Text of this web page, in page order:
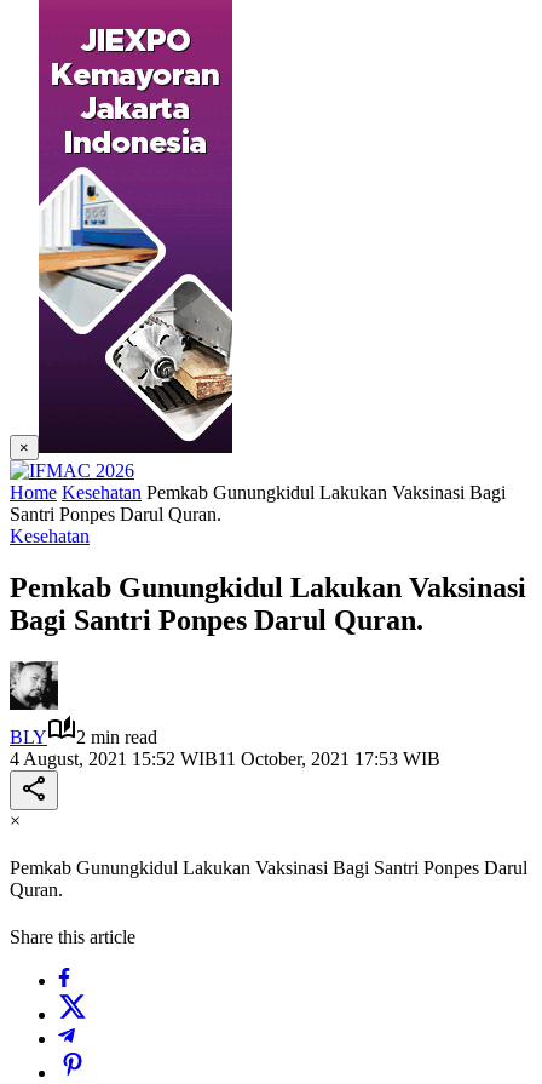
×
Home Kesehatan Pemkab Gunungkidul Lakukan Vaksinasi Bagi
Santri Ponpes Darul Quran.
Kesehatan
Pemkab Gunungkidul Lakukan Vaksinasi
Bagi Santri Ponpes Darul Quran.
BLY
2 min read
4 August, 2021 15:52 WIB11 October, 2021 17:53 WIB
×
Pemkab Gunungkidul Lakukan Vaksinasi Bagi Santri Ponpes Darul
Quran.
Share this article